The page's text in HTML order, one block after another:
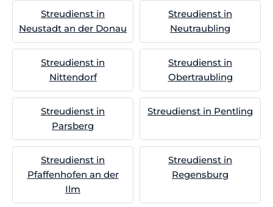
Streudienst in
Neustadt an der Donau
Streudienst in
Neutraubling
Streudienst in
Nittendorf
Streudienst in
Obertraubling
Streudienst in
Parsberg
Streudienst in Pentling
Streudienst in
Pfaffenhofen an der
Ilm
Streudienst in
Regensburg